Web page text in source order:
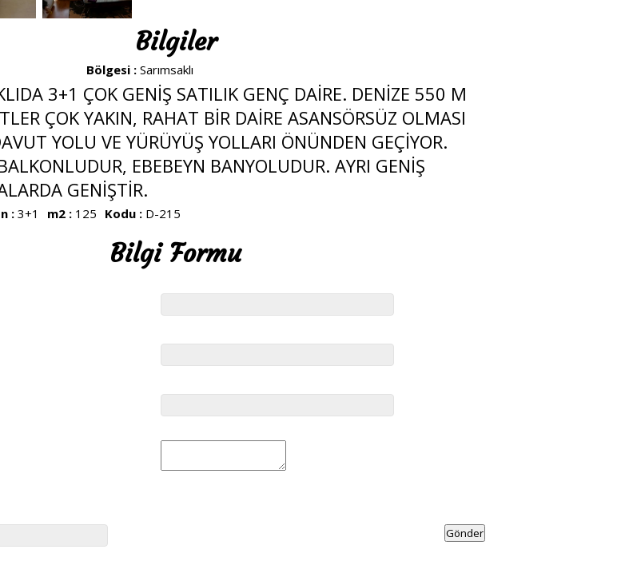
Bilgiler
Bölgesi : Sarımsaklı
3+1 ÇOK GENİŞ SATILIK GENÇ DAİRE. DENİZE 550 M
ÇOK YAKIN, RAHAT BİR DAİRE ASANSÖRSÜZ OLMASI
YOLU VE YÜRÜYÜŞ YOLLARI ÖNÜNDEN GEÇİYOR.
EBEBEYN BANYOLUDUR. AYRI GENİŞ
GENİŞTİR.
:3+1 m2 : 125 Kodu : D-215
Bilgi Formu